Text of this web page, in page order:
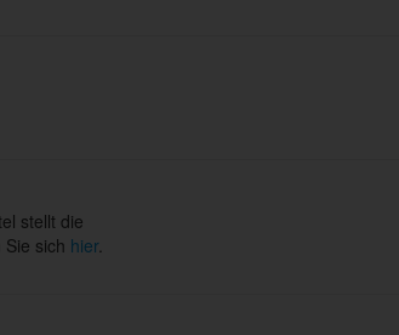
stellt die
sich hier.